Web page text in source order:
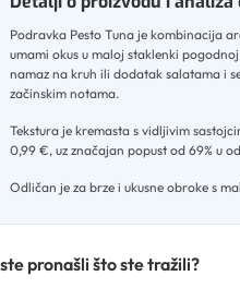
Podravka Pesto Tuna je kombinacija
umami okus u maloj staklenki
namaz na kruh ili dodatak salatama i
začinskim notama.
Tekstura je kremasta s vidljivim
0,99 €, uz značajan popust od 69% u
Odličan je za brze i ukusne obroke s
pronašli što ste tražili?